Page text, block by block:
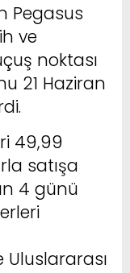
Pegasus
ve
noktası
21 Haziran
49,99
satışa
4 günü
Uluslararası